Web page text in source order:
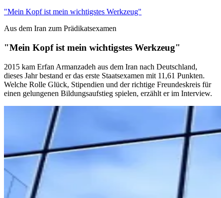
"Mein Kopf ist mein wichtigstes Werkzeug"
Aus dem Iran zum Prädikatsexamen
"Mein Kopf ist mein wichtigstes Werkzeug"
2015 kam Erfan Armanzadeh aus dem Iran nach Deutschland,
dieses Jahr bestand er das erste Staatsexamen mit 11,61 Punkten.
Welche Rolle Glück, Stipendien und der richtige Freundeskreis für
einen gelungenen Bildungsaufstieg spielen, erzählt er im Interview.